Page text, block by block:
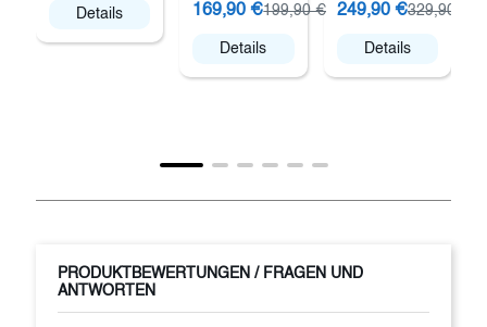
Details 169,90 €199,90 €
Details
249,90 €329,90 €
Details
PRODUKTBEWERTUNGEN / FRAGEN UND
ANTWORTEN